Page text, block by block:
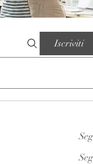
Iscriviti